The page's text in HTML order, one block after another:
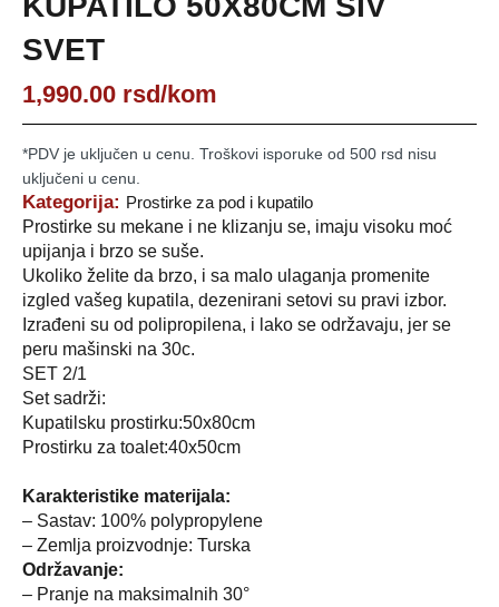
SVET
1,990.00 rsd/kom
*PDV je uključen u cenu. Troškovi isporuke od 500 rsd nisu
uključeni u cenu.
Kategorija: Prostirke za pod i kupatilo
Prostirke su mekane i ne klizanju se, imaju visoku moć
upijanja i brzo se suše.
Ukoliko želite da brzo, i sa malo ulaganja promenite
izgled vašeg kupatila, dezenirani setovi su pravi izbor.
Izrađeni su od polipropilena, i lako se održavaju, jer se
peru mašinski na 30c.
SET 2/1
Set sadrži:
Kupatilsku prostirku:50x80cm
Prostirku za toalet:40x50cm
Karakteristike materijala:
– Sastav: 100% polypropylene
– Zemlja proizvodnje: Turska
Održavanje:
– Pranje na maksimalnih 30°